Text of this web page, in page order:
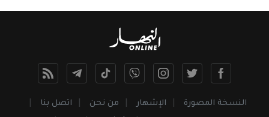
النسخة المصورة الإشهار من نحن
اتصل بنا